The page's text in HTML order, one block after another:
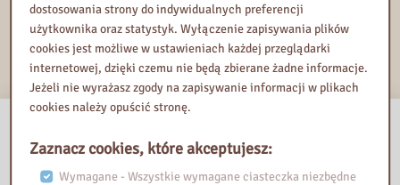
Dodaj do Kalendarza Google
Eksportuj iCal
dostosowania strony do indywidualnych preferencji
użytkownika oraz statystyk. Wyłączenie zapisywania plików
cookies jest możliwe w ustawieniach każdej przeglądarki
internetowej, dzięki czemu nie będą zbierane żadne informacje.
Jeżeli nie wyrażasz zgody na zapisywanie informacji w plikach
cookies należy opuścić stronę.
Zaznacz cookies, które akceptujesz:
Wymagane - Wszystkie wymagane ciasteczka niezbędne